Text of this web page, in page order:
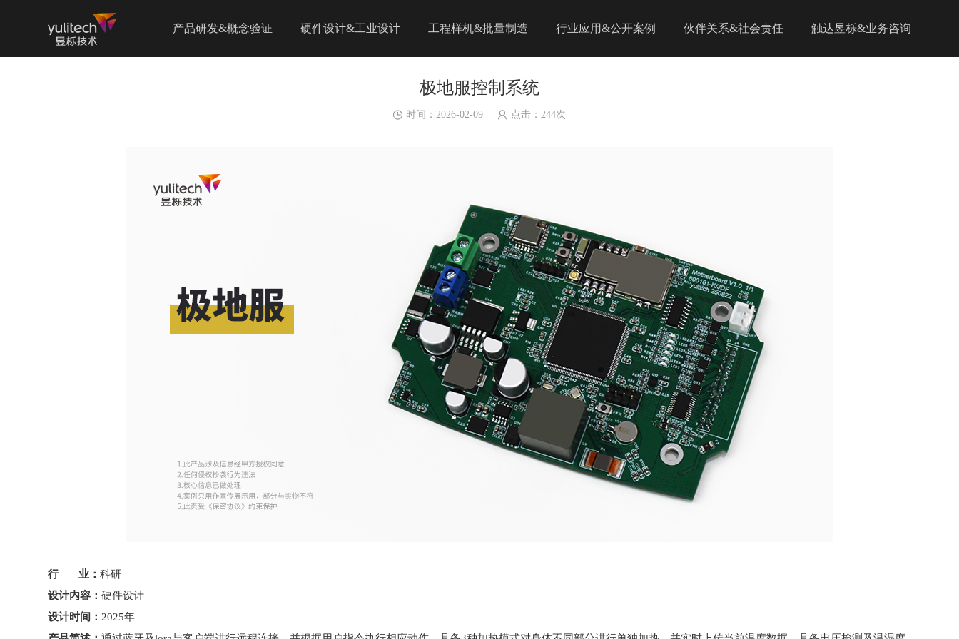
产品研发&概念验证 硬件设计&工业设计 工程样机&批量制造 行业应用&公开案例 伙伴关系&社会责任 触达昱栎&业务咨询
极地服控制系统
时间：2026-02-09 点击： 244次
行 业：科研
设计内容：硬件设计
设计时间： 2025年